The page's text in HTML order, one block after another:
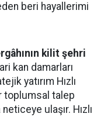
beri hayallerimi
kilit şehri
kan damarları
yatırım Hızlı
toplumsal talep
ulaşır. Hızlı